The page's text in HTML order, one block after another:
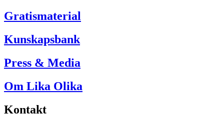
Gratismaterial
Kunskapsbank
Press & Media
Om Lika Olika
Kontakt